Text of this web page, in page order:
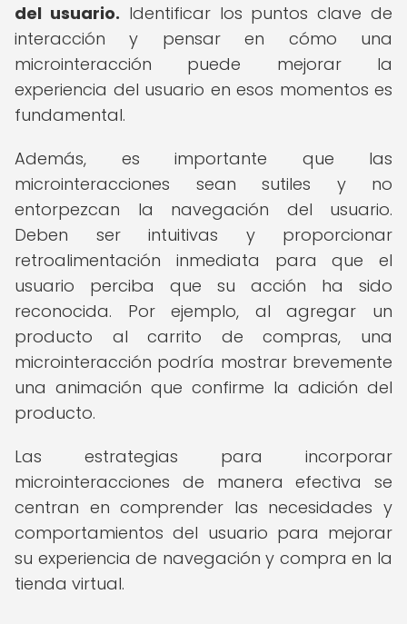
del usuario. Identificar los puntos clave de
interacción y pensar en cómo una
microinteracción puede mejorar la
experiencia del usuario en esos momentos es
fundamental.
Además, es importante que las
microinteracciones sean sutiles y no
entorpezcan la navegación del usuario.
Deben ser intuitivas y proporcionar
retroalimentación inmediata para que el
usuario perciba que su acción ha sido
reconocida. Por ejemplo, al agregar un
producto al carrito de compras, una
microinteracción podría mostrar brevemente
una animación que confirme la adición del
producto.
Las estrategias para incorporar
microinteracciones de manera efectiva se
centran en comprender las necesidades y
comportamientos del usuario para mejorar
su experiencia de navegación y compra en la
tienda virtual.